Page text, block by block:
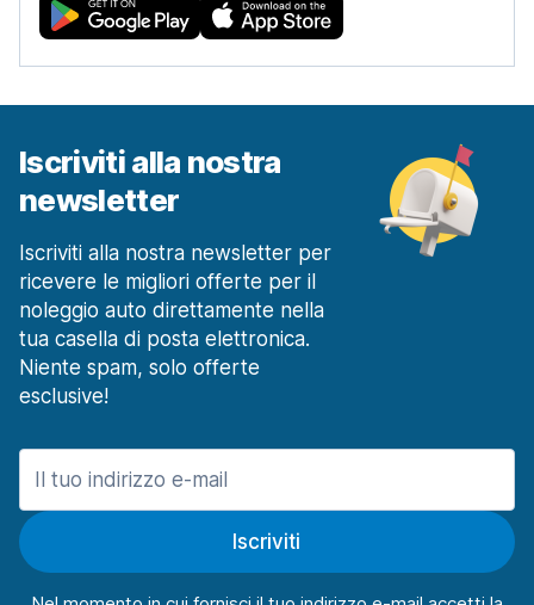
Iscriviti alla nostra
newsletter
Iscriviti alla nostra newsletter per
ricevere le migliori offerte per il
noleggio auto direttamente nella
tua casella di posta elettronica.
Niente spam, solo offerte
esclusive!
Iscriviti